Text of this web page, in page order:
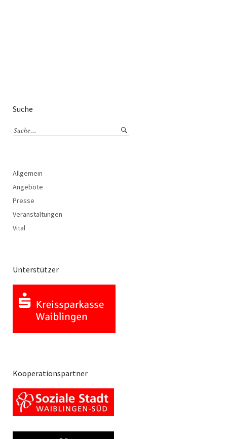
Suche
Allgemein
Angebote
Presse
Veranstaltungen
Vital
Unterstützer
Kooperationspartner